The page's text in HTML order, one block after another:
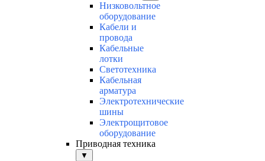
Низковольтное
оборудование
Кабели и
провода
Кабельные
лотки
Светотехника
Кабельная
арматура
Электротехнические
шины
Электрощитовое
оборудование
Приводная техника
▼